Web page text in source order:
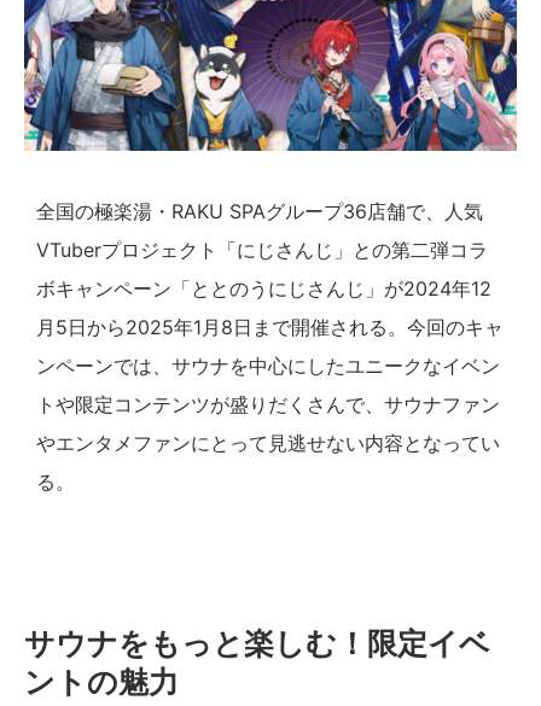
全国の極楽湯・RAKU SPAグループ36店舗で、人気
VTuberプロジェクト「にじさんじ」との第二弾コラ
ボキャンペーン「ととのうにじさんじ」が2024年12
月5日から2025年1月8日まで開催される。今回のキャ
ンペーンでは、サウナを中心にしたユニークなイベン
トや限定コンテンツが盛りだくさんで、サウナファン
やエンタメファンにとって見逃せない内容となってい
る。
サウナをもっと楽しむ！限定イベ
ントの魅力